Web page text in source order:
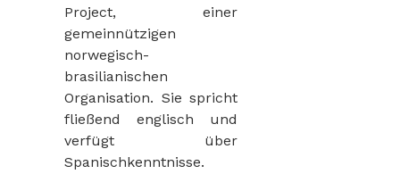
Project, einer
gemeinnützigen
norwegisch-
brasilianischen
Organisation. Sie spricht
fließend englisch und
verfügt über
Spanischkenntnisse.